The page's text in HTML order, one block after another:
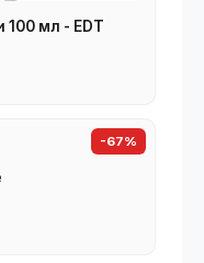
100 мл - EDT
-67%